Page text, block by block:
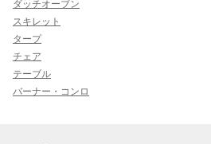
ダッチオーブン
スキレット
タープ
チェア
テーブル
バーナー・コンロ